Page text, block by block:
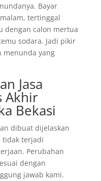
Bayar
tertinggal
dengan calon mertua
sodara. Jadi pikir
menunda yang
Jasa
Akhir
Bekasi
dibuat dijelaskan
tidak terjadi
Perubahan
dengan
jawab kami.